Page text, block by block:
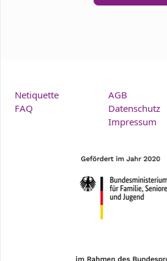
Netiquette
FAQ
AGB
Datenschutz
Impressum